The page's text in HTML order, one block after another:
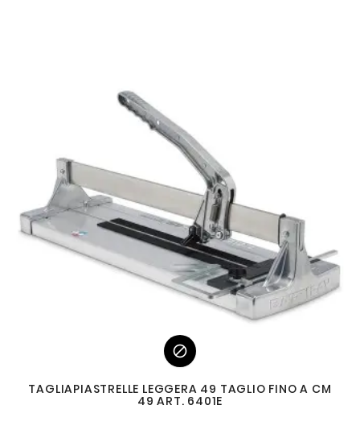

TAGLIAPIASTRELLE LEGGERA 49 TAGLIO FINO A CM
49 ART. 6401E